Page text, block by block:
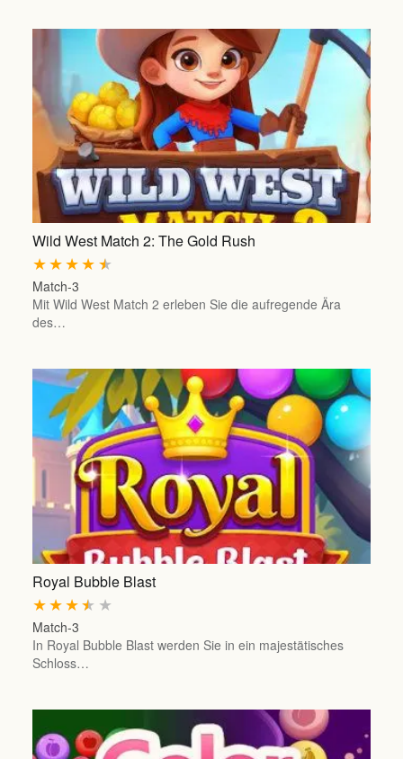
Wild West Match 2: The Gold Rush
★
★
★
★
★
Match-3
Mit Wild West Match 2 erleben Sie die aufregende Ära
des…
Royal Bubble Blast
★
★
★
★
★
Match-3
In Royal Bubble Blast werden Sie in ein majestätisches
Schloss…